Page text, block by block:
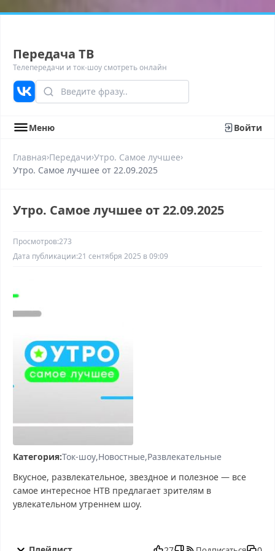
Передача ТВ
Телепередачи и ток-шоу смотреть онлайн
Меню Войти
Главная›Передачи›Утро. Самое лучшее›
Утро. Самое лучшее от 22.09.2025
Утро. Самое лучшее от 22.09.2025
Просмотров:273
Дата публикации:21 сентября 2025 в 09:09
Категория:Ток-шоу Новостные Развлекательные
Вкусное, развлекательное, звездное и полезное — все
самое интересное НТВ предлагает зрителям в
увлекательном утреннем шоу.